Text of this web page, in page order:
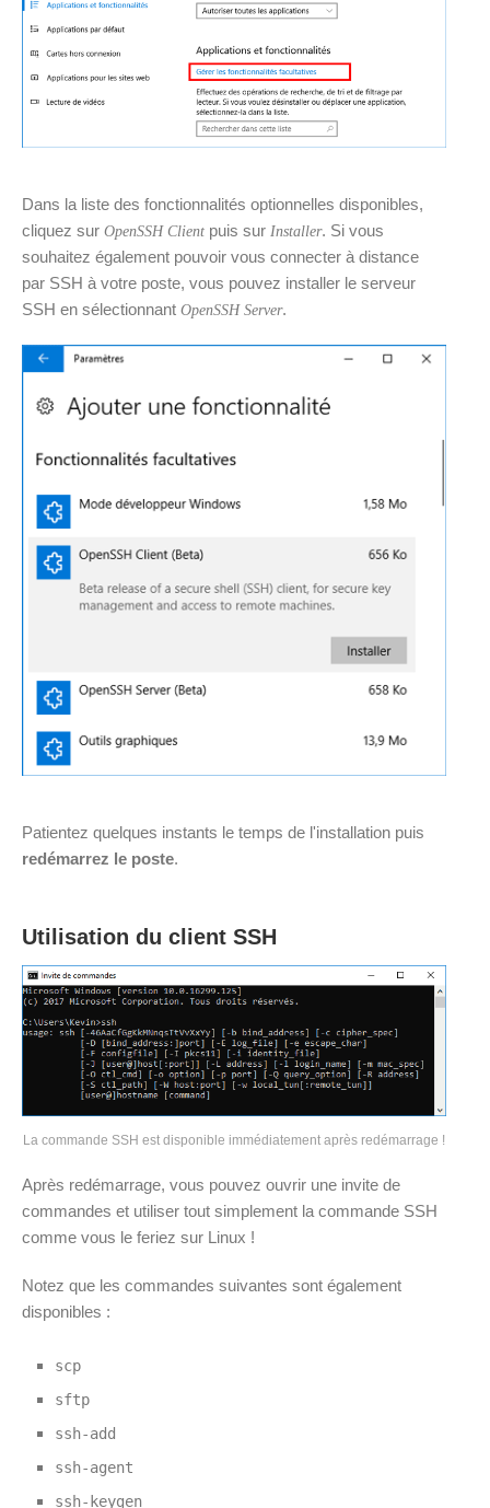
Dans la liste des fonctionnalités optionnelles disponibles,
cliquez sur OpenSSH Client puis sur Installer. Si vous
souhaitez également pouvoir vous connecter à distance
par SSH à votre poste, vous pouvez installer le serveur
SSH en sélectionnant OpenSSH Server.
Patientez quelques instants le temps de l'installation puis
redémarrez le poste.
Utilisation du client SSH
La commande SSH est disponible immédiatement après redémarrage !
Après redémarrage, vous pouvez ouvrir une invite de
commandes et utiliser tout simplement la commande SSH
comme vous le feriez sur Linux !
Notez que les commandes suivantes sont également
disponibles :
scp
sftp
ssh-add
ssh-agent
ssh-keygen